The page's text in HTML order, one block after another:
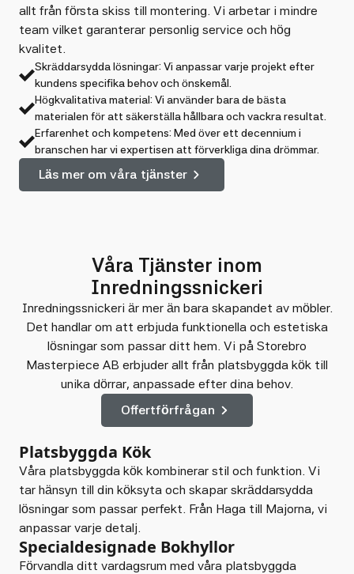
allt från första skiss till montering. Vi arbetar i mindre
team vilket garanterar personlig service och hög
kvalitet.
Skräddarsydda lösningar: Vi anpassar varje projekt efter
kundens specifika behov och önskemål.
Högkvalitativa material: Vi använder bara de bästa
materialen för att säkerställa hållbara och vackra resultat.
Erfarenhet och kompetens: Med över ett decennium i
branschen har vi expertisen att förverkliga dina drömmar.
Läs mer om våra tjänster
Våra Tjänster inom
Inredningssnickeri
Inredningssnickeri är mer än bara skapandet av möbler.
Det handlar om att erbjuda funktionella och estetiska
lösningar som passar ditt hem. Vi på Storebro
Masterpiece AB erbjuder allt från platsbyggda kök till
unika dörrar, anpassade efter dina behov.
Offertförfrågan
Platsbyggda Kök
Våra platsbyggda kök kombinerar stil och funktion. Vi
tar hänsyn till din köksyta och skapar skräddarsydda
lösningar som passar perfekt. Från Haga till Majorna, vi
anpassar varje detalj.
Specialdesignade Bokhyllor
Förvandla ditt vardagsrum med våra platsbyggda